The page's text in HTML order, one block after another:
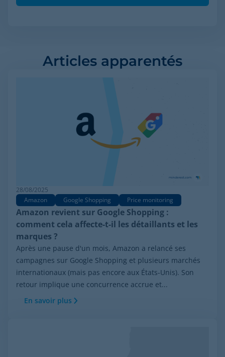
Articles apparentés
28/08/2025
Amazon
Google Shopping Price monitoring
Amazon revient sur Google Shopping :
comment cela affecte-t-il les détaillants et les
marques ?
Après une pause d'un mois, Amazon a relancé ses
campagnes sur Google Shopping et plusieurs marchés
internationaux (mais pas encore aux États-Unis). Son
retour implique une concurrence accrue et...
En savoir plus